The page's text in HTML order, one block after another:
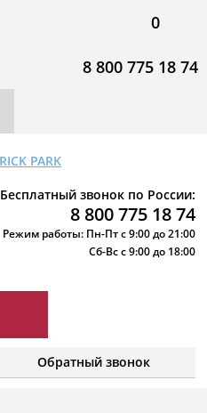
0
8 800 775 18 74
Бесплатный звонок по России:
8 800 775 18 74
Режим работы: Пн-Пт с 9:00 до 21:00
Сб-Вс с 9:00 до 18:00
Обратный звонок